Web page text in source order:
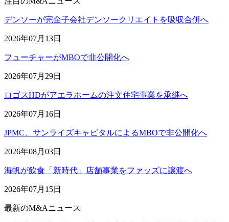
デンソーが完全子会社デンソークリエイトを吸収合併へ
2026年07月13日
フューチャーがMBOで非公開化へ
2026年07月29日
ロゴスHDがアエラホームの注文住宅事業を承継へ
2026年07月16日
JPMC、サンライズキャピタルによるMBOで非公開化へ
2026年08月03日
海帆が飲食「新時代」店舗事業をファッズに譲渡へ
2026年07月15日
最新のM&Aニュース